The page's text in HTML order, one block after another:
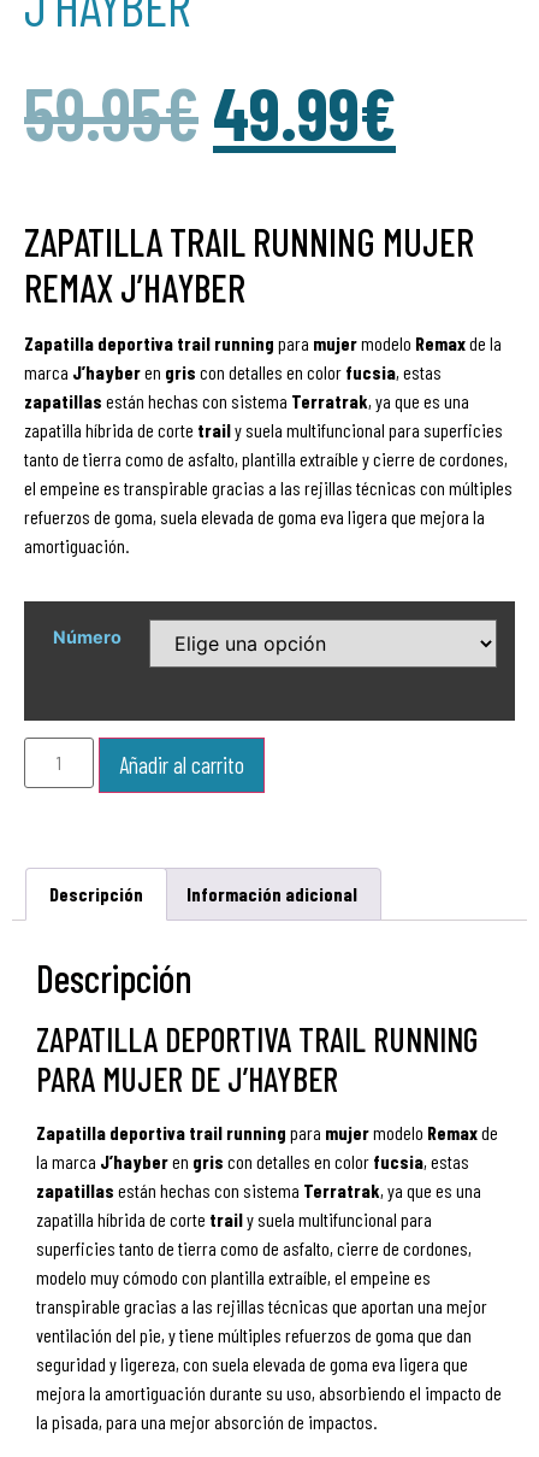
59.95€49.99€
ZAPATILLA TRAIL RUNNING MUJER
REMAX J’HAYBER
Zapatilla deportiva trail running para mujermodelo Remaxde la
marca J’hayberen gris con detalles en color fucsia, estas
zapatillas están hechas con sistema Terratrak, ya que es una
zapatilla híbrida de corte traily suela multifuncional para superficies
tanto de tierra como de asfalto, plantilla extraíble y cierre de cordones,
el empeine es transpirable gracias a las rejillas técnicas con múltiples
refuerzos de goma, suela elevada de goma eva ligera que mejora la
amortiguación.
Número
Añadir al carrito
Descripción Información adicional
Descripción
ZAPATILLA DEPORTIVA TRAIL RUNNING
PARA MUJER DE J’HAYBER
Zapatilla deportiva trail running para mujermodelo Remaxde
la marca J’hayberen gris con detalles en color fucsia, estas
zapatillas están hechas con sistema Terratrak, ya que es una
zapatilla híbrida de corte traily suela multifuncional para
superficies tanto de tierra como de asfalto, cierre de cordones,
modelo muy cómodo con plantilla extraíble, el empeine es
transpirable gracias a las rejillas técnicas que aportan una mejor
ventilación del pie, y tiene múltiples refuerzos de goma que dan
seguridad y ligereza, con suela elevada de goma eva ligera que
mejora la amortiguación durante su uso, absorbiendo el impacto de
la pisada, para una mejor absorción de impactos.